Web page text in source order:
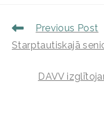
Previous Post
Starptautiskajā
DAVV